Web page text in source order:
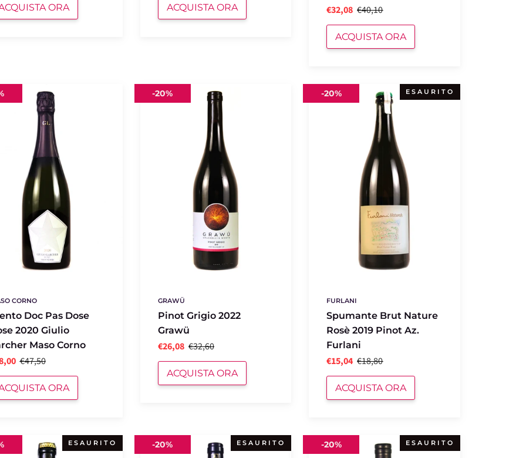
ORA ACQUISTA ORA €32,08 €40,10
ACQUISTA ORA
CORNO
Doc Pas Dose
2020 Giulio
Maso Corno
€47,50
ORA
Pinot
Grigio
GRAWÜ
Pinot Grigio 2022
Grawü
€26,08 €32,60
ACQUISTA ORA
-20%
Spumante
Brut
ESAURITO
FURLANI
Spumante Brut Nature
Rosè 2019 Pinot Az.
Furlani
€15,04 €18,80
ACQUISTA ORA
-20%
ESAURITO
Esegesi
ESAURITO
-20%
Lakrez
ESAURITO
-20%